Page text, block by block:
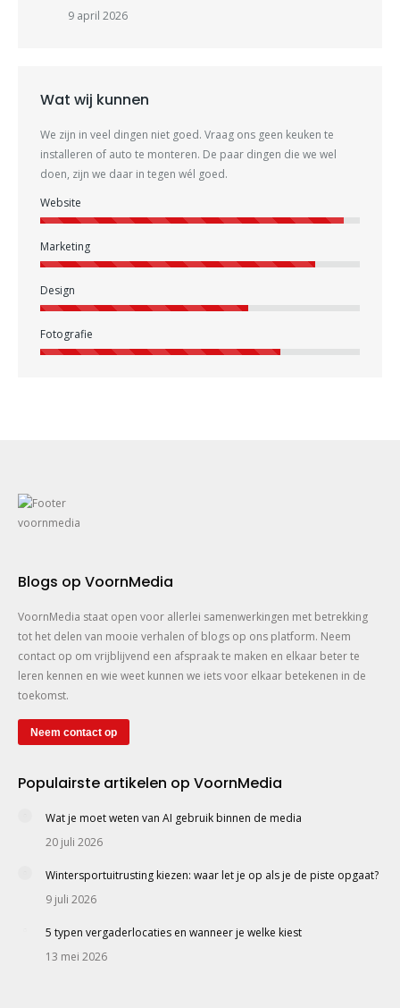
9 april 2026
Wat wij kunnen
We zijn in veel dingen niet goed. Vraag ons geen keuken te
installeren of auto te monteren. De paar dingen die we wel
doen, zijn we daar in tegen wél goed.
Website
Marketing
Design
Fotografie
Blogs op VoornMedia
VoornMedia staat open voor allerlei samenwerkingen met betrekking
tot het delen van mooie verhalen of blogs op ons platform. Neem
contact op om vrijblijvend een afspraak te maken en elkaar beter te
leren kennen en wie weet kunnen we iets voor elkaar betekenen in de
toekomst.
Neem contact op
Populairste artikelen op VoornMedia
Wat je moet weten van AI gebruik binnen de media
20 juli 2026
Wintersportuitrusting kiezen: waar let je op als je de piste opgaat?
9 juli 2026
5 typen vergaderlocaties en wanneer je welke kiest
13 mei 2026